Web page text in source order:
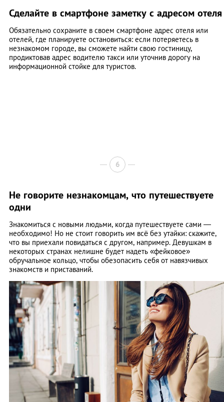
Сделайте в смартфоне заметку с адресом отеля
Обязательно сохраните в своем смартфоне адрес отеля или
отелей, где планируете остановиться: если потеряетесь в
незнакомом городе, вы сможете найти свою гостиницу,
продиктовав адрес водителю такси или уточнив дорогу на
информационной стойке для туристов.
6
Не говорите незнакомцам, что путешествуете
одни
Знакомиться с новыми людьми, когда путешествуете сами —
необходимо! Но не стоит говорить им всё без утайки: скажите,
что вы приехали повидаться с другом, например. Девушкам в
некоторых странах нелишне будет надеть «фейковое»
обручальное кольцо, чтобы обезопасить себя от навязчивых
знакомств и приставаний.